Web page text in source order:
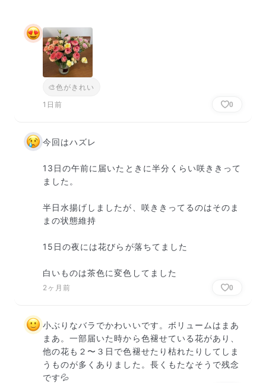
🎨色がきれい
1日前
0
今回はハズレ
13日の午前に届いたときに半分くらい咲ききって
ました。
半日水揚げしましたが、咲ききってるのはそのま
まの状態維持
15日の夜には花びらが落ちてました
白いものは茶色に変色してました
2ヶ月前 0
小ぶりなバラでかわいいです。ボリュームはまあ
まあ。一部届いた時から色褪せている花があり、
他の花も２〜３日で色褪せたり枯れたりしてしま
うものが多くありました。長くもたなそうで残念
です💦